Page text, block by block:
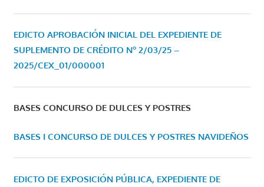
EDICTO APROBACIÓN INICIAL DEL EXPEDIENTE DE
SUPLEMENTO DE CRÉDITO Nº 2/03/25 –
2025/CEX_01/000001
BASES CONCURSO DE DULCES Y POSTRES
BASES I CONCURSO DE DULCES Y POSTRES NAVIDEÑOS
EDICTO DE EXPOSICIÓN PÚBLICA, EXPEDIENTE DE